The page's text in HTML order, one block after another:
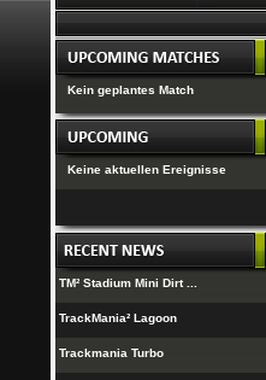
Kein geplantes Match
Keine aktuellen Ereignisse
TM² Stadium Mini Dirt ...
TrackMania² Lagoon
Trackmania Turbo